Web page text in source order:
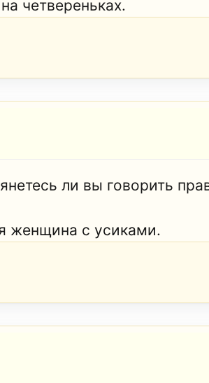
четвереньках.
ли вы говорить
женщина с усиками.